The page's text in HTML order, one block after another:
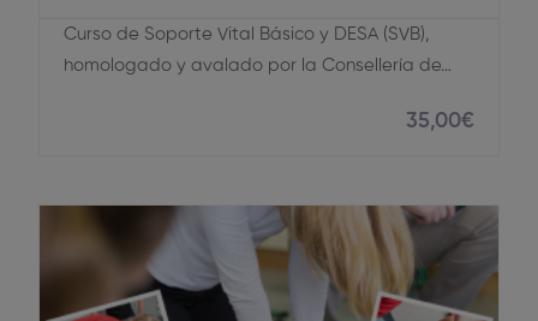
Curso de Soporte Vital Básico y DESA (SVB),
homologado y avalado por la Consellería de…
35,00€